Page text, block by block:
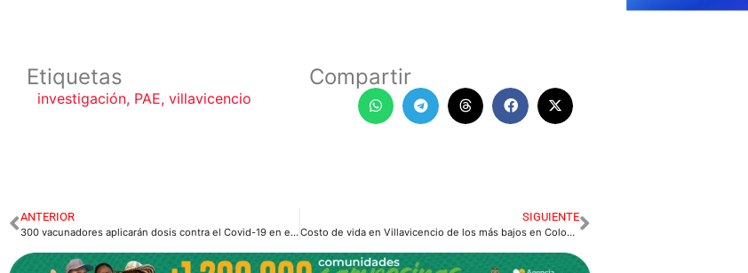
Etiquetas
investigación, PAE, villavicencio
Compartir
ANTERIOR
300 vacunadores aplicarán dosis contra el Covid-19 en el Meta
SIGUIENTE
Costo de vida en Villavicencio de los más bajos en Colombia